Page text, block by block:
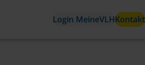
Login MeineVLHKontakt